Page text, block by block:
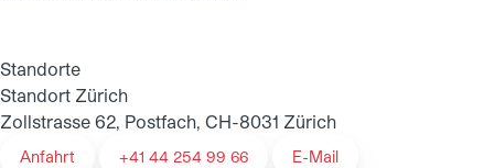
Standorte
Standort Zürich
Zollstrasse 62, Postfach, CH-8031 Zürich
Anfahrt +41 44 254 99 66 E-Mail